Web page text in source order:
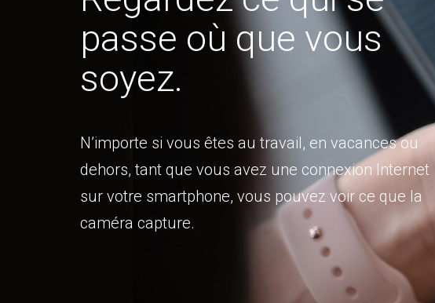
passe où que vous
soyez.
N’importe si vous êtes au travail, en vacances ou
dehors, tant que vous avez une connexion Internet
sur votre smartphone, vous pouvez voir ce que la
caméra capture.